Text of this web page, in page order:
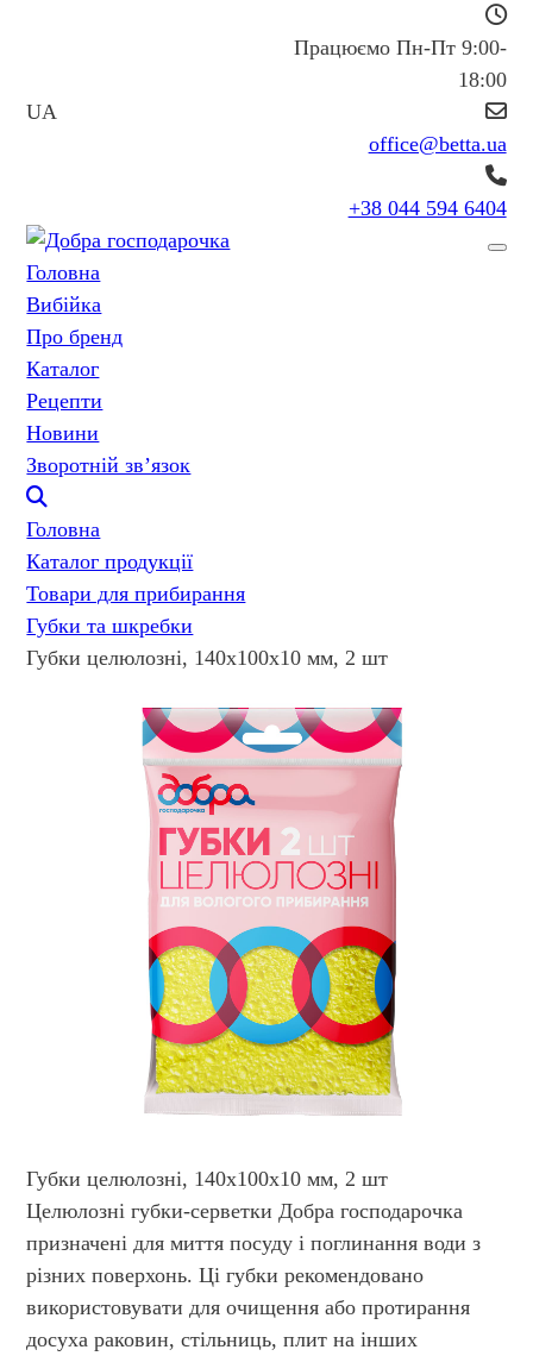
UA
Працюємо Пн-Пт 9:00-
18:00
office@betta.ua
+38 044 594 6404
Головна
Вибійка
Про бренд
Каталог
Рецепти
Новини
Зворотній зв’язок
Головна
Каталог продукції
Товари для прибирання
Губки та шкребки
Губки целюлозні, 140х100х10 мм, 2 шт
Губки целюлозні, 140х100х10 мм, 2 шт
Целюлозні губки-серветки Добра господарочка
призначені для миття посуду і поглинання води з
різних поверхонь. Ці губки рекомендовано
використовувати для очищення або протирання
досуха раковин, стільниць, плит на інших